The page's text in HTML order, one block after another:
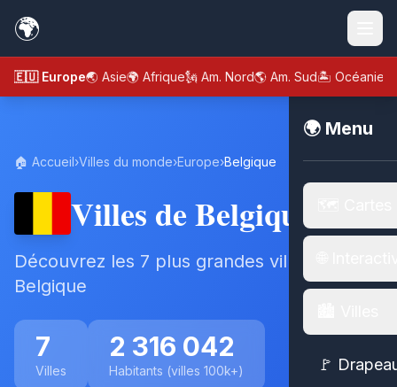
🌍
🇪🇺 Europe🌏 Asie🌍 Afrique🗽 Am. Nord🌎 Am. Sud🏝️ Océanie
🌍 Menu
🚩
🏠 Accueil›Villes du monde›Europe›Belgique
Villes de Belgique
Découvrez les 7 plus grandes villes de
Belgique
7
Villes
2 316 042
Habitants (villes 100k+)